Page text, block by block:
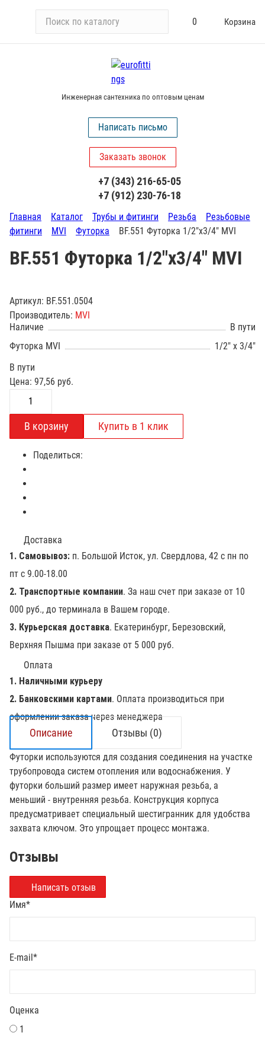
и
у
0 Корзина
Инженерная сантехника по оптовым ценам
Написать письмо
Заказать звонок
+7 (343) 216-65-05
+7 (912) 230-76-18
Главная Каталог Трубы и фитинги Резьба
Резьбовые
фитинги
MVI Футорка BF.551 Футорка 1/2"х3/4" MVI
BF.551 Футорка 1/2"х3/4" MVI
Артикул: BF.551.0504
Производитель: MVI
Наличие
В пути
Футорка MVI
1/2" x 3/4"
В пути
Цена: 97,56 руб.
Поделиться:
Доставка
1. Самовывоз: п. Большой Исток, ул. Свердлова, 42 с пн по
пт с 9.00-18.00
2. Транспортные компании. За наш счет при заказе от 10
000 руб., до терминала в Вашем городе.
3. Курьерская доставка. Екатеринбург, Березовский,
Верхняя Пышма при заказе от 5 000 руб.
Оплата
1. Наличными курьеру
2. Банковскими картами. Оплата производиться при
оформлении заказа через менеджера
Описание Отзывы (0)
Футорки используются для создания соединения на участке
трубопровода систем отопления или водоснабжения. У
футорки больший размер имеет наружная резьба, а
меньший - внутренняя резьба. Конструкция корпуса
предусматривает специальный шестигранник для удобства
захвата ключом. Это упрощает процесс монтажа.
Отзывы
Написать отзыв
Имя*
E-mail*
Оценка
1